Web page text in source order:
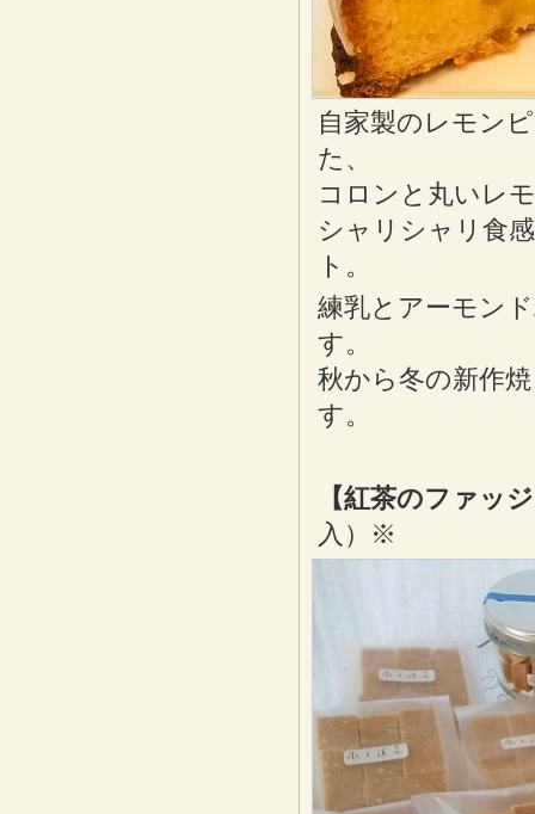
自家製のレモン
た、
コロンと丸いレ
シャリシャリ食
ト。
練乳とアーモン
す。
秋から冬の新作
す。
【紅茶のファッ
入）※